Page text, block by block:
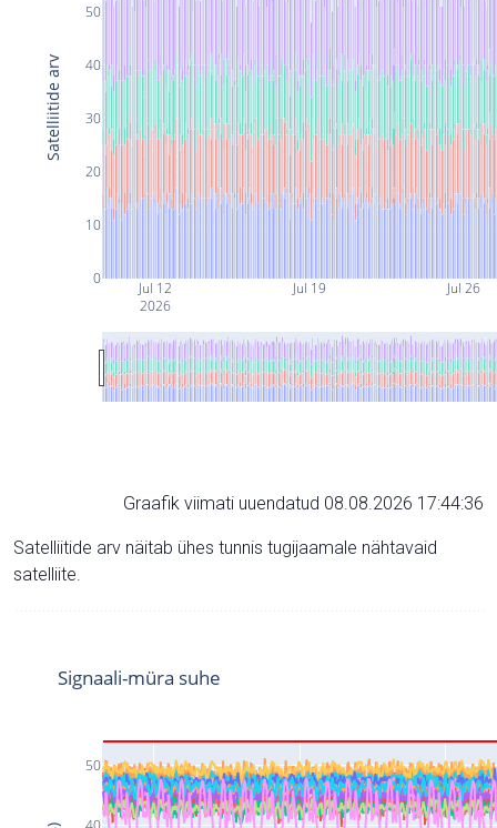
Jul 12
2026
Jul 19 Jul 26
0
10
20
30
40
50
Satelliitide arv
Graafik viimati uuendatud 08.08.2026 17:44:36
Satelliitide arv näitab ühes tunnis tugijaamale nähtavaid
satelliite.
50
Signaali-müra suhe